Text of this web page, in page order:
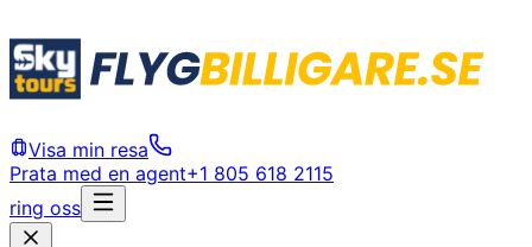
Visa min resa
Prata med en agent+1 805 618 2115
ring oss